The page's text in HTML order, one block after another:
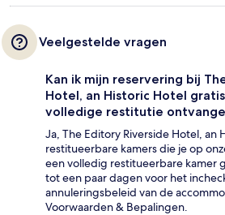
Veelgestelde vragen
Kan ik mijn reservering bij
Hotel, an Historic Hotel
volledige restitutie
Ja, The Editory Riverside Hotel,
restitueerbare kamers die je op
een volledig restitueerbare kamer
tot een paar dagen voor het
annuleringsbeleid van de
Voorwaarden & Bepalingen.